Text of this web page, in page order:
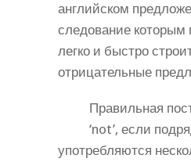
английском
следование которым
легко и быстро
отрицательные
Правильная
‘not’, если
употребляются